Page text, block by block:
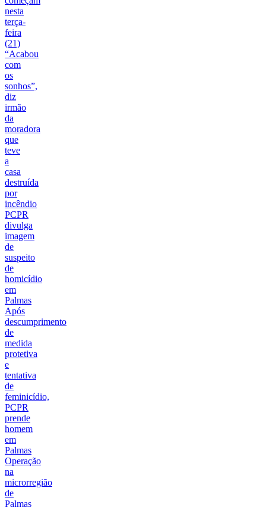
nesta
terça-
feira
(21)
“Acabou
com
os
sonhos”,
diz
irmão
da
moradora
que
teve
a
casa
destruída
por
incêndio
PCPR
divulga
imagem
de
suspeito
de
homicídio
em
Palmas
Após
descumprimento
de
medida
protetiva
e
tentativa
de
feminicídio,
PCPR
prende
homem
em
Palmas
Operação
na
microrregião
de
Palmas